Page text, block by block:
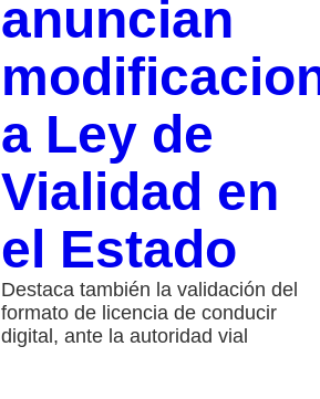
anuncian
a Ley de
Vialidad en
el Estado
Destaca también la validación del
formato de licencia de conducir
digital, ante la autoridad vial